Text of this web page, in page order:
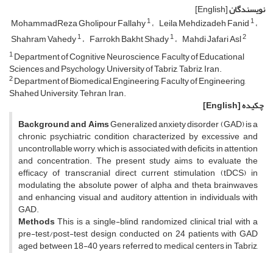
نویسندگان[English]
MohammadReza Gholipour Fallahy1 Leila Mehdizadeh Fanid1
Shahram Vahedy1 Farrokh Bakht Shady1 Mahdi Jafari Asl2
1Department of Cognitive Neuroscience, Faculty of Educational
Sciences and Psychology, University of Tabriz, Tabriz, Iran.‌
2Department of Biomedical Engineering, Faculty of Engineering,
Shahed University, Tehran, Iran.
چکیده[English]
Background and AimsGeneralized anxiety disorder (GAD) is a
chronic psychiatric condition characterized by excessive and
uncontrollable worry, which is associated with deficits in attention
and concentration. The present study aims to evaluate the
efficacy of transcranial direct current stimulation (tDCS) in
modulating the absolute power of alpha and theta brainwaves
and enhancing visual and auditory attention in individuals with
GAD.
MethodsThis is a single-blind, randomized clinical trial with a
pre-test/post-test design, conducted on 24 patients with GAD
aged between 18-40 years referred to medical centers in Tabriz,